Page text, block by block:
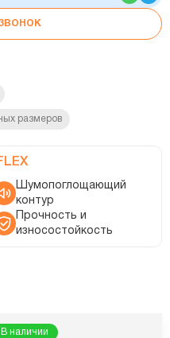
размеров
Шумопоглощающий
контур
Прочность и
износостойкость
В наличии